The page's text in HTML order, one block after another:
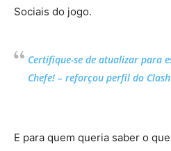
Sociais do jogo.
Certifique-se de atualizar para
Chefe! – reforçou perfil do
E para quem queria saber o